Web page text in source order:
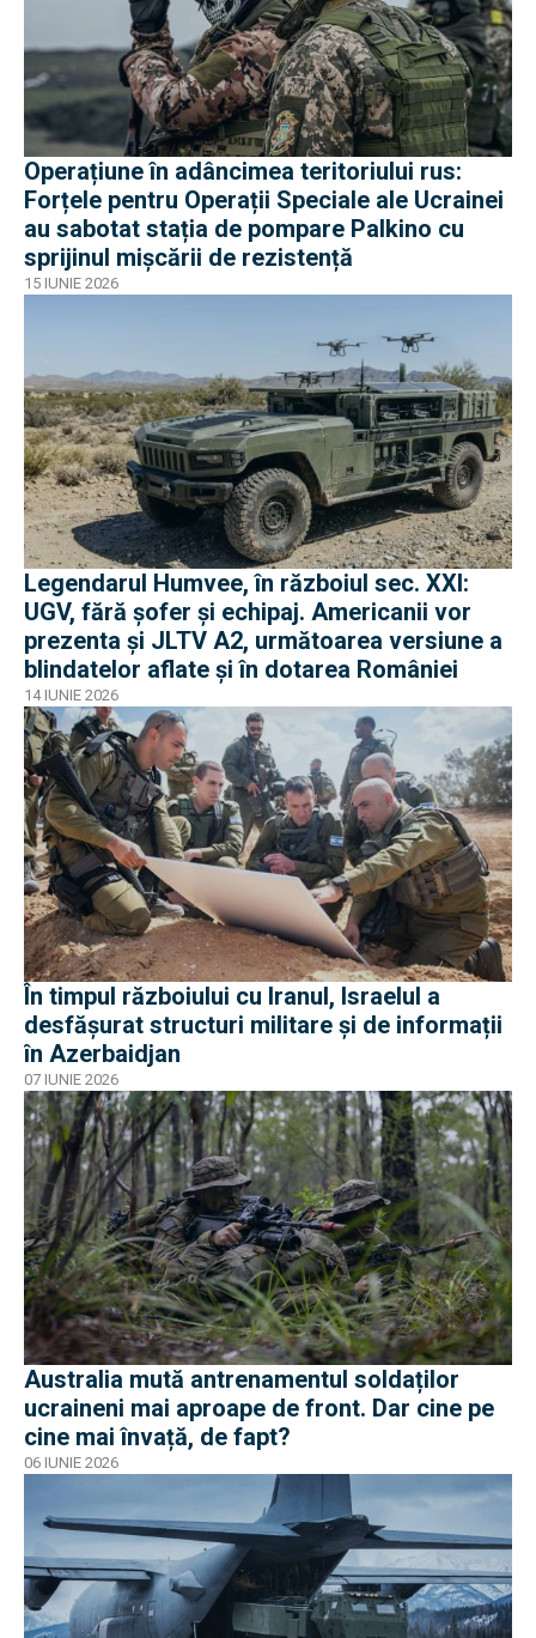
Operațiune în adâncimea teritoriului rus:
Forțele pentru Operații Speciale ale Ucrainei
au sabotat stația de pompare Palkino cu
sprijinul mișcării de rezistență
15 IUNIE 2026
Legendarul Humvee, în războiul sec. XXI:
UGV, fără șofer și echipaj. Americanii vor
prezenta și JLTV A2, următoarea versiune a
blindatelor aflate și în dotarea României
14 IUNIE 2026
În timpul războiului cu Iranul, Israelul a
desfășurat structuri militare și de informații
în Azerbaidjan
07 IUNIE 2026
Australia mută antrenamentul soldaților
ucraineni mai aproape de front. Dar cine pe
cine mai învață, de fapt?
06 IUNIE 2026